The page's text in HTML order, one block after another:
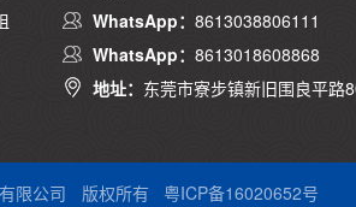
WhatsApp： 8613038806111
WhatsApp： 8613018608868
地址： 东莞市寮步镇新旧围良平路
限公司 版权所有 粤ICP备16020652号